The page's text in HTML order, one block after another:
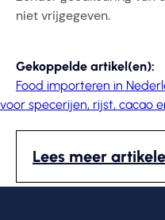
niet vrijgegeven.
Gekoppelde artikel(en):
Food importeren in
voor specerijen, rijst, cacao
Lees meer